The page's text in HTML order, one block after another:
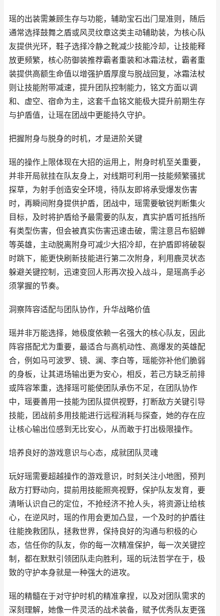
瑶的出装需兼顾生存与功能，辅助宝石出门是准则，随后
通常选择鼓舞之盾或风灵纹章这类主动辅助装，为核心队
友提供光环，鞋子选择冷静之靴减少技能冷却，让技能释
放更频繁，核心防御装推荐霸者重装和冰霜法杖，霸者重
装提供高额生命值以增强护盾厚度与脱战回复，冰霜法杖
则让技能附带减速，提升团队控制能力，铭文方面以调
和、虚空、宿命为主，这套千血铭文能极大提升前期生存
与护盾值，让瑶在团战中更能持久守护。
把握附身与脱身的时机，才是进阶关键
瑶的操作上限体现在大招的运用上，附身时机至关重要，
并非开局就挂在队友身上，对线期可利用一技能频繁骚扰
探草，为射手创造安全环境，待队友即将承受爆发伤害
时，再瞬间附身提供护盾，团战中，瑶需要敏锐判断集火
目标，及时将护盾给予最需要的队友，真实护盾可抵挡所
有类型伤害，但会被真实伤害迅速击破，需注意吕布貂蝉
等英雄，主动脱离附身可减少大招冷却，在护盾即将破裂
时跳下，能更快刷新技能进行第二次附身，利用鹿灵状态
躲避关键控制，迅速变回人形再次投入战斗，是瑶高手必
须掌握的节奏。
洞察阵容适配与团队协作，升华战略价值
瑶并非万能选择，她极度依赖一名强大的核心队友，因此
阵容搭配尤为重要，最适合与高机动性、高爆发的英雄配
合，例如马可波罗、镜、澜、李白等，瑶能弥补他们脆弱
的身板，让其进场输出更为安心，相反，若己方缺乏前排
或阵容笨重，选择瑶可能使团队承伤不足，在团队协作
中，瑶要善用一技能为团队提供视野，打断敌方关键引导
技能，团战前多用技能进行远程消耗与探查，她的存在应
让核心输出位感到无比安心，从而敢于打出极限操作。
培养良好的游戏意识与心态，成就团队灵魂
玩好瑶需要超越操作的游戏意识，时刻关注小地图，预判
敌方打野动向，提前用技能照亮视野，保护队友发育，要
清晰认识自己的定位，不抢经济不抢人头，将资源让给核
心，在逆风时，瑶的作用会更加凸显，一个及时的护盾往
往能挽救团队，拯救世界，保持良好的沟通与积极的心
态，信任你的队友，你的每一次精准保护，每一次关键控
制，都在默默引领团队走向胜利，瑶的玩法哲学在于，极
致的守护本身就是一种强大的进攻。
瑶的精髓在于对守护时机的精准拿捏，以及对团队需求的
深刻理解，她像一件灵活的战术装备，赋予优秀队友更强